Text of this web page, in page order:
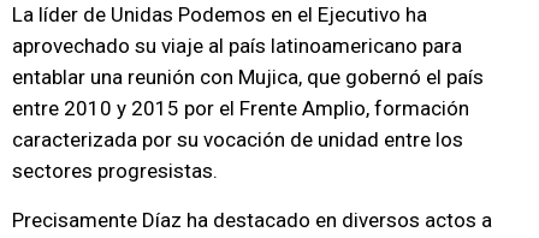
La líder de Unidas Podemos en el Ejecutivo ha
aprovechado su viaje al país latinoamericano para
entablar una reunión con Mujica, que gobernó el país
entre 2010 y 2015 por el Frente Amplio, formación
caracterizada por su vocación de unidad entre los
sectores progresistas.
Precisamente Díaz ha destacado en diversos actos a